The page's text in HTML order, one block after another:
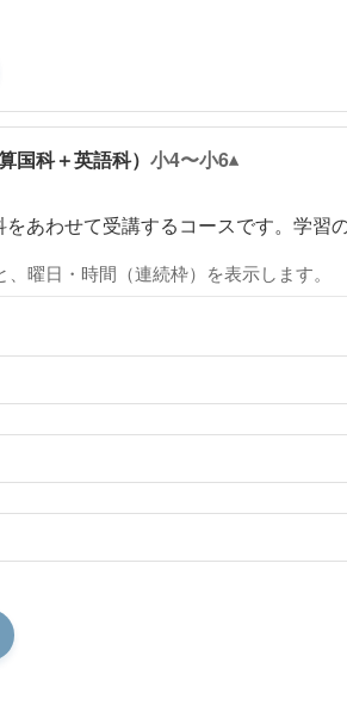
国科＋英語科） 小4〜小6
あわせて受講するコースです。学習
曜日・時間（連続枠）を表示します。